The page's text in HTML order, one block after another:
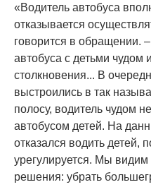
«Водитель автобуса
отказывается
говорится в обращении.
автобуса с детьми чудом
столкновения... В
выстроились в так
полосу, водитель чудом
автобусом детей. На
отказался водить детей,
урегулируется. Мы видим
решения: убрать